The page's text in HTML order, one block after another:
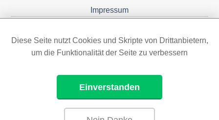
Impressum
Diese Seite nutzt Cookies und Skripte von Drittanbietern,
um die Funktionalität der Seite zu verbessern
Einverstanden